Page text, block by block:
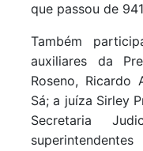
que passou de
Também
auxiliares da
Roseno, Ricardo
Sá; a juíza Sirley
Secretaria